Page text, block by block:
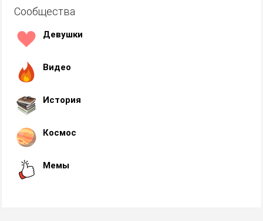
Сообщества
Девушки
Видео
История
Космос
Мемы